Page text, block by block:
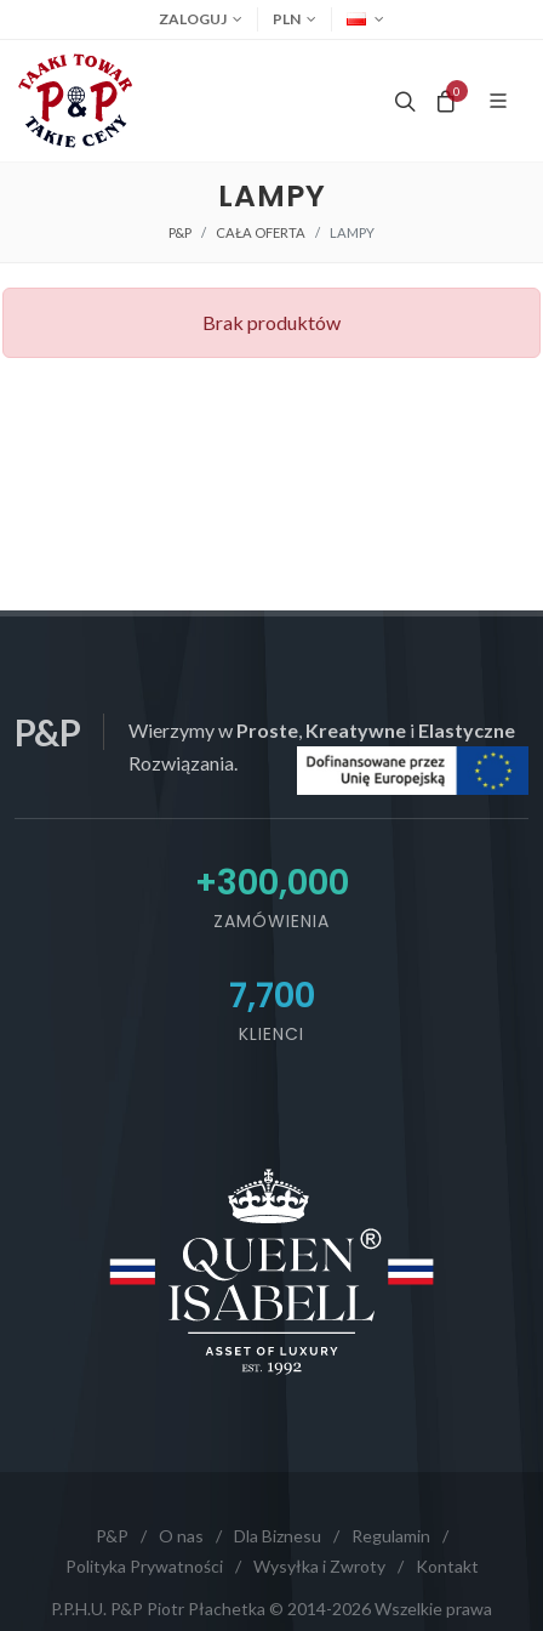
ZALOGUJ PLN
0
LAMPY
P&P CAŁA OFERTA LAMPY
Brak produktów
P&P Wierzymy w Proste, Kreatywne i Elastyczne
Rozwiązania.
+300,000
ZAMÓWIENIA
7,700
KLIENCI
P&P / O nas / Dla Biznesu / Regulamin
/
Polityka Prywatności
/ Wysyłka i Zwroty / Kontakt
P.P.H.U. P&P Piotr Płachetka © 2014-2026 Wszelkie prawa